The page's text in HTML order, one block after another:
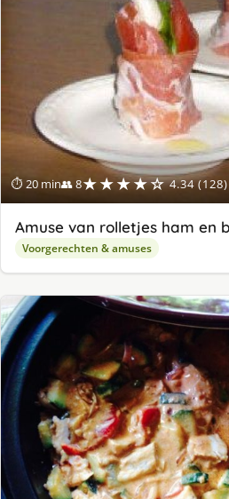
⏱ 20 min👥 8★★★★☆ 4.34 (128)
Amuse van rolletjes ham en
Voorgerechten & amuses